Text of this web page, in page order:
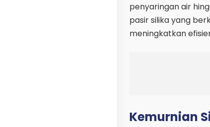
penyaringan air
pasir silika yang
meningkatkan
Kemurnian